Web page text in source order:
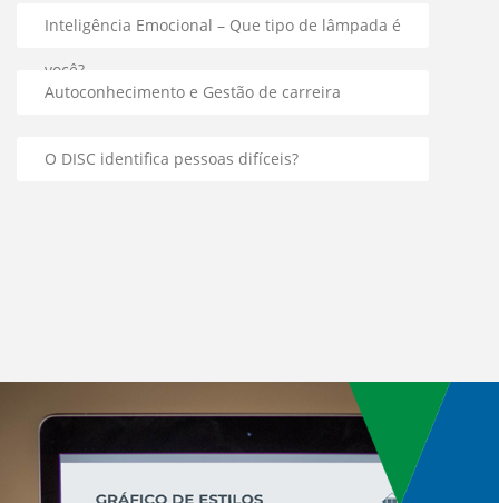
Inteligência Emocional – Que tipo de lâmpada é
você?
Autoconhecimento e Gestão de carreira
O DISC identifica pessoas difíceis?